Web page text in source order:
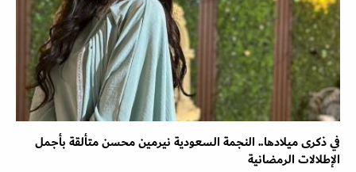
في ذكرى ميلادها.. النجمة السعودية نيرمين محسن متألقة بأجمل
الإطلالات الرمضانية